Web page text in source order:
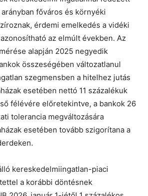
főváros és környéki
érdemi emelkedés a vidéki
az elmúlt években. Az
alapján 2025 negyedik
összeségében változatlanul
szegmensben a hitelhez jutás
esetében nettó 11 százalékuk
félévére előretekintve, a bankok 26
tolerancia megváltozására
esetében tovább szigorítana a
kereskedelmiingatlan-piaci
a korábbi döntésnek